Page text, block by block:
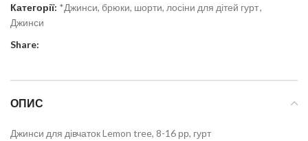
Категорії: *Джинси, брюки, шорти, лосіни для дітей гурт,
Джинси
Share:
ОПИС
Джинси для дівчаток Lemon tree, 8-16 рр, гурт